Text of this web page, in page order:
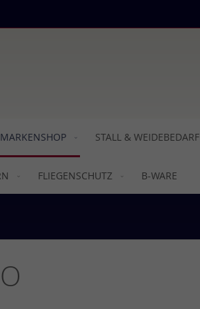
MARKENSHOP STALL & WEIDEBEDARF
FLIEGENSCHUTZ B-WARE